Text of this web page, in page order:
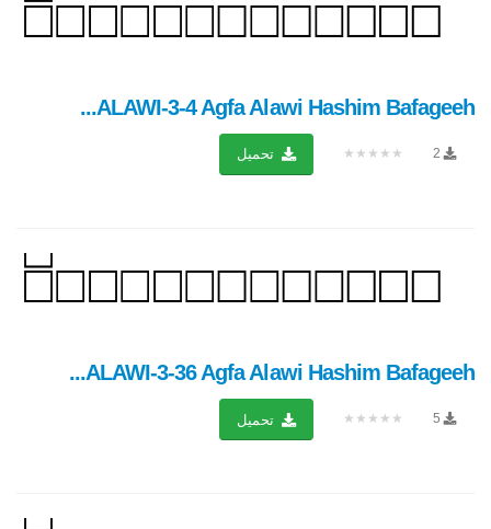
ALAWI-3-4 Agfa Alawi Hashim Bafageeh...
2
★★★★★ تحميل
ALAWI-3-36 Agfa Alawi Hashim Bafageeh...
5
★★★★★ تحميل